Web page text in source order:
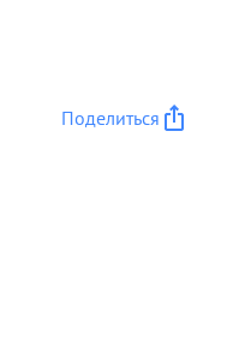
Поделиться